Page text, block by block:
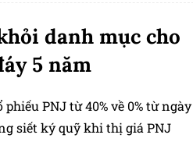
danh mục cho
5 năm
PNJ từ 40% về 0% từ ngày
siết ký quỹ khi thị giá PNJ